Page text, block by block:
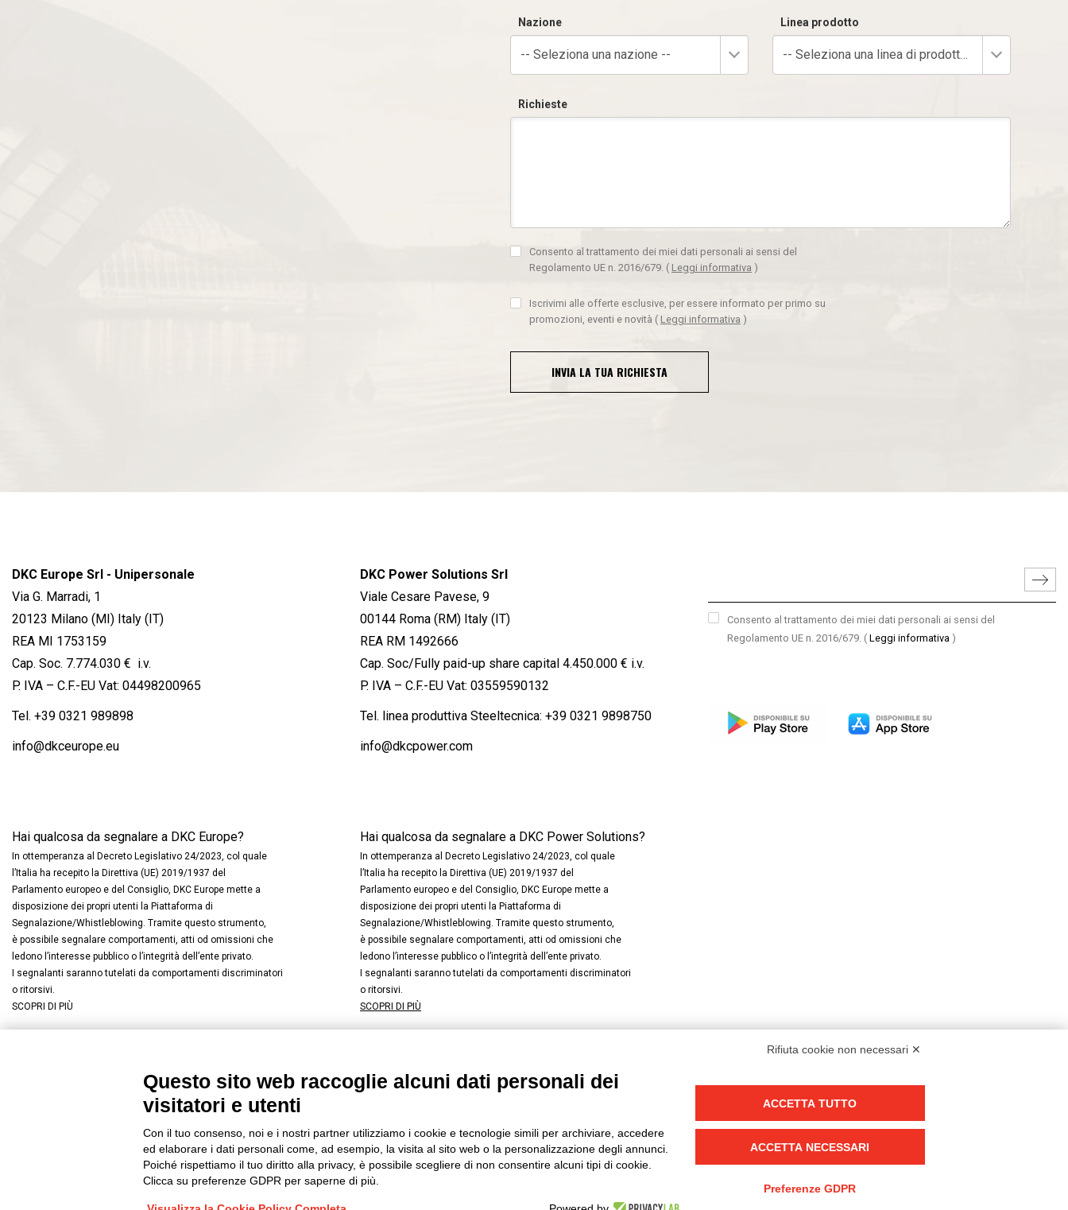
Nazione
-- Seleziona una nazione --
Linea prodotto
-- Seleziona una linea di prodotto --
Richieste
Consento al trattamento dei miei dati personali ai sensi del
Regolamento UE n. 2016/679. ( Leggi informativa )
Iscrivimi alle offerte esclusive, per essere informato per primo su
promozioni, eventi e novità ( Leggi informativa )
INVIA LA TUA RICHIESTA
DKC Europe Srl - Unipersonale
Via G. Marradi, 1
20123 Milano (MI) Italy (IT)
REA MI 1753159
Cap. Soc. 7.774.030 € i.v.
P. IVA – C.F.-EU Vat: 04498200965
Tel. +39 0321 989898
info@dkceurope.eu
Hai qualcosa da segnalare a DKC Europe?
In ottemperanza al Decreto Legislativo 24/2023, col quale
l’Italia ha recepito la Direttiva (UE) 2019/1937 del
Parlamento europeo e del Consiglio, DKC Europe mette a
disposizione dei propri utenti la Piattaforma di
Segnalazione/Whistleblowing. Tramite questo strumento,
è possibile segnalare comportamenti, atti od omissioni che
ledono l’interesse pubblico o l’integrità dell’ente privato.
I segnalanti saranno tutelati da comportamenti discriminatori
o ritorsivi.
SCOPRI DI PIÙ
DKC Power Solutions Srl
Viale Cesare Pavese, 9
00144 Roma (RM) Italy (IT)
REA RM 1492666
Cap. Soc/Fully paid-up share capital 4.450.000 € i.v.
P. IVA – C.F.-EU Vat: 03559590132
Tel. linea produttiva Steeltecnica: +39 0321 9898750
info@dkcpower.com
Hai qualcosa da segnalare a DKC Power Solutions?
In ottemperanza al Decreto Legislativo 24/2023, col quale
l’Italia ha recepito la Direttiva (UE) 2019/1937 del
Parlamento europeo e del Consiglio, DKC Europe mette a
disposizione dei propri utenti la Piattaforma di
Segnalazione/Whistleblowing. Tramite questo strumento,
è possibile segnalare comportamenti, atti od omissioni che
ledono l’interesse pubblico o l’integrità dell’ente privato.
I segnalanti saranno tutelati da comportamenti discriminatori
o ritorsivi.
SCOPRI DI PIÙ
Consento al trattamento dei miei dati personali ai sensi del
Regolamento UE n. 2016/679. ( Leggi informativa )
FACEBOOK LINKEDIN / YOUTUBE INSTAGRAM
Privacy -Cookies -Modifica preferenze Cookie
Rifiuta cookie non necessari ✕
Questo sito web raccoglie alcuni dati personali dei
visitatori e utenti
Con il tuo consenso, noi e i nostri partner utilizziamo i cookie e tecnologie simili per archiviare, accedere
ed elaborare i dati personali come, ad esempio, la visita al sito web o la personalizzazione degli annunci.
Poiché rispettiamo il tuo diritto alla privacy, è possibile scegliere di non consentire alcuni tipi di cookie.
Clicca su preferenze GDPR per saperne di più.
ACCETTA TUTTO
ACCETTA NECESSARI
Preferenze GDPR